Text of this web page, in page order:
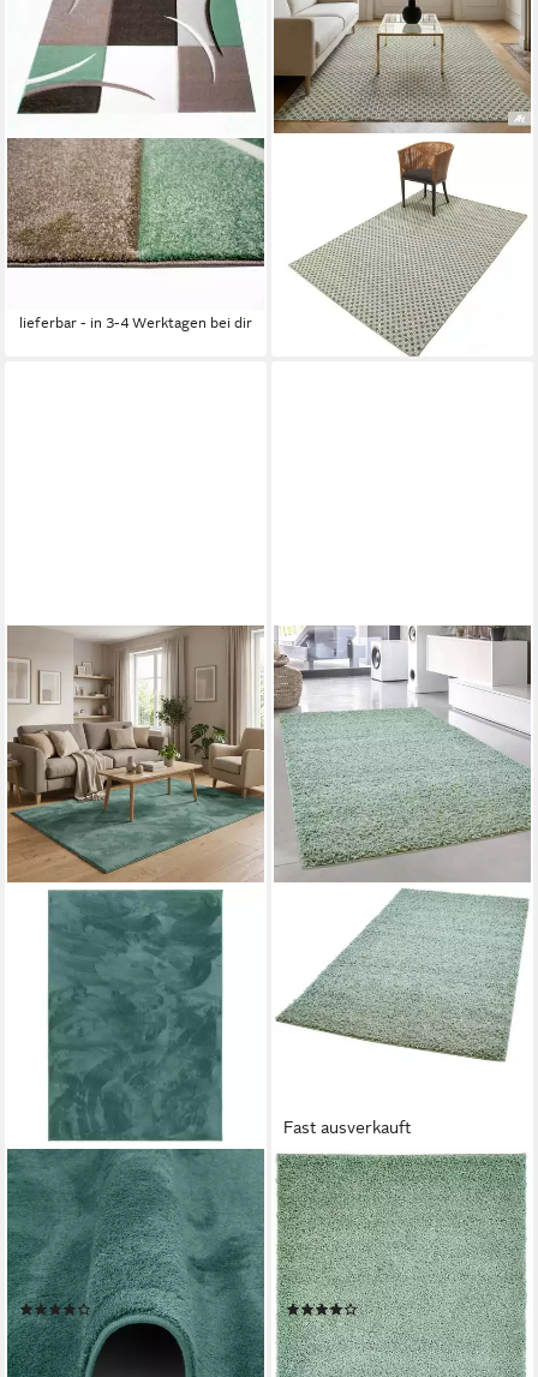
CARPETIA
Teppich Designer Teppich
Wohnzimmerteppich Karo
Pastell mint grün ceme braun,
rechteckig, Höhe: 13 mm
lieferbar - in 3-4 Werktagen bei dir
CARPET AVENUE
Teppich Kelim Dhorri Diamond
- Grün 230x160, Rechteck,
Höhe: 4 mm
191,80 € UVP274,00 €
lieferbar - in 2-3 Werktagen bei dir
PERGAMON
Hochflor-Teppich Hochflor
Langflor Teppich Super Soft
Melia, Rechteckig, Höhe: 20
mm
(71)
ab 29,90 € UVP 59,90 €
-50%
Fast ausverkauft
CARPET CITY
Hochflor-Teppich Pastell
Shaggy300, rechteckig, Höhe:
30 mm, Shaggy Hochflor
Teppich, Uni Farben, Weich
(110)
248,49 € UVP344,00 €
-28%